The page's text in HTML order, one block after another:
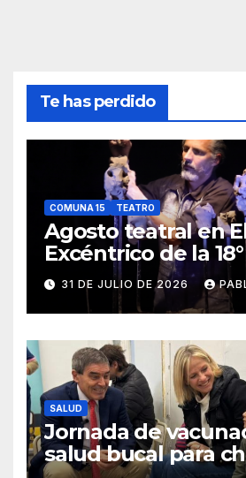
Te has perdido
COMUNA 15 TEATRO
Agosto teatral en
Excéntrico de la 18°
31 DE JULIO DE 2026
SALUD
Jornada de
salud bucal para